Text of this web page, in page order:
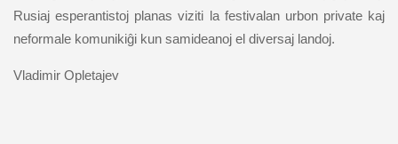
Rusiaj esperantistoj planas viziti la festivalan urbon private kaj
neformale komunikiĝi kun samideanoj el diversaj landoj.
Vladimir Opletajev